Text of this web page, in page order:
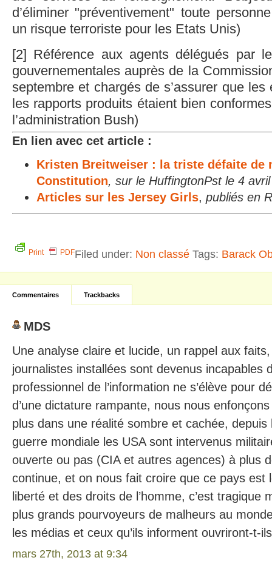
d’éliminer "préventivement" toute
un risque terroriste pour les Etats Unis)
[2] Référence aux agents délégués par
gouvernementales auprès de la
septembre et chargés de s’assurer que
les rapports produits étaient bien
l’administration Bush)
En lien avec cet article :
Kristen Breitweiser : la triste défaite de
Constitution, sur le HuffingtonPst le 4
Articles sur les Jersey Girls, publiés en
Print PDFFiled under: Non classé Tags: Barack
Commentaires Trackbacks
MDS
Une analyse claire et lucide, un rappel aux
journalistes installées sont devenus incapables
professionnel de l’information ne s’élève pour
d’une dictature rampante, nous nous
plus dans une réalité sombre et cachée,
guerre mondiale les USA sont intervenus
ouverte ou pas (CIA et autres agences) à plus
continue, et on nous fait croire que ce pays est
liberté et des droits de l’homme, c’est tragique
plus grands pourvoyeurs de malheurs au
les médias et ceux qu’ils informent ouvriront-t-
mars 27th, 2013 at 9:34